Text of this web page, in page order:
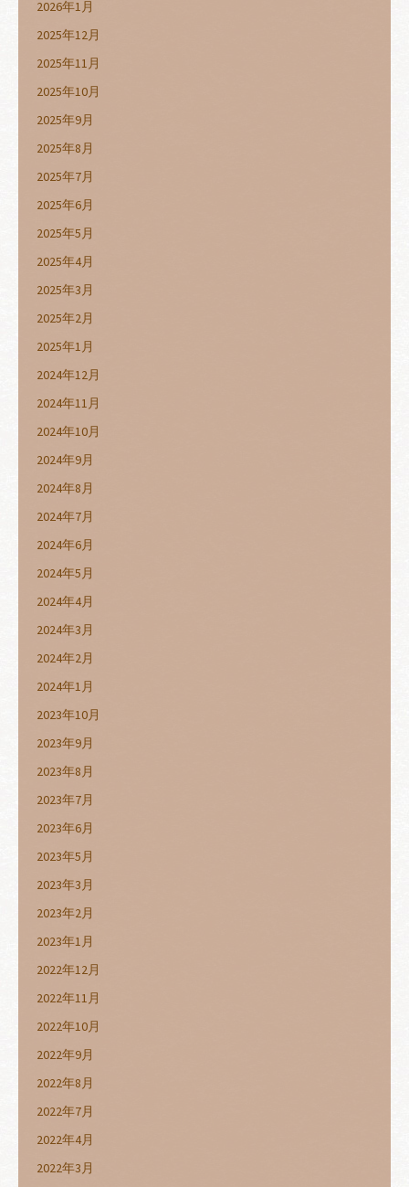
2026年1月
2025年12月
2025年11月
2025年10月
2025年9月
2025年8月
2025年7月
2025年6月
2025年5月
2025年4月
2025年3月
2025年2月
2025年1月
2024年12月
2024年11月
2024年10月
2024年9月
2024年8月
2024年7月
2024年6月
2024年5月
2024年4月
2024年3月
2024年2月
2024年1月
2023年10月
2023年9月
2023年8月
2023年7月
2023年6月
2023年5月
2023年3月
2023年2月
2023年1月
2022年12月
2022年11月
2022年10月
2022年9月
2022年8月
2022年7月
2022年4月
2022年3月